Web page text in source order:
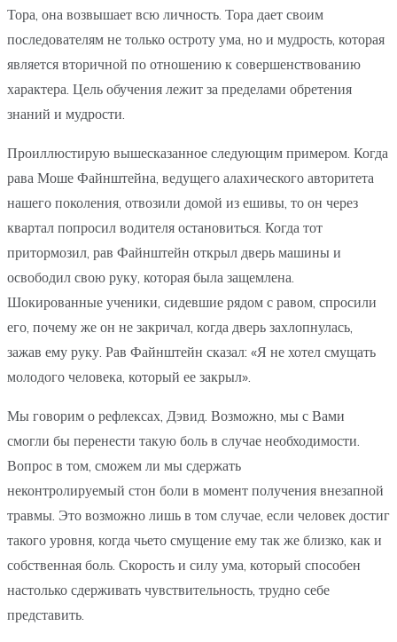
Тора, она возвышает всю личность. Тора дает своим
последователям не только остроту ума, но и мудрость, которая
является вторичной по отношению к совершенствованию
характера. Цель обучения лежит за пределами обретения
знаний и мудрости.
Проиллюстирую вышесказанное следующим примером. Когда
рава Моше Файнштейна, ведущего алахического авторитета
нашего поколения, отвозили домой из ешивы, то он через
квартал попросил водителя остановиться. Когда тот
притормозил, рав Файнштейн открыл дверь машины и
освободил свою руку, которая была защемлена.
Шокированные ученики, сидевшие рядом с равом, спросили
его, почему же он не закричал, когда дверь захлопнулась,
зажав ему руку. Рав Файнштейн сказал: «Я не хотел смущать
молодого человека, который ее закрыл».
Мы говорим о рефлексах, Дэвид. Возможно, мы с Вами
смогли бы перенести такую боль в случае необходимости.
Вопрос в том, сможем ли мы сдержать
неконтролируемый стон боли в момент получения внезапной
травмы. Это возможно лишь в том случае, если человек достиг
такого уровня, когда чьето смущение ему так же близко, как и
собственная боль. Скорость и силу ума, который способен
настолько сдерживать чувствительность, трудно себе
представить.